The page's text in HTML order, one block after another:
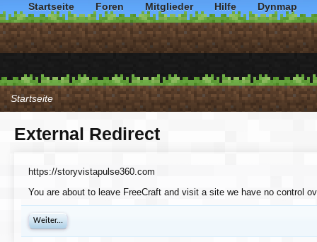
Startseite
External Redirect
https://storyvistapulse360.com
You are about to leave FreeCraft and visit a site we have no control
Weiter...
Startseite Foren Mitglieder Hilfe Dynmap